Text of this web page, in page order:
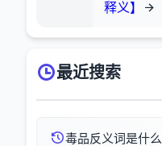
释义】
最近搜索
毒品反义词是什么